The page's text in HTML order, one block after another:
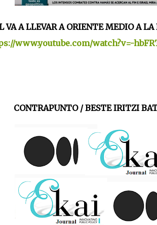
VA A LLEVAR A ORIENTE MEDIO A LA
www.youtube.com/watch?v=-
CONTRAPUNTO / BESTE IRITZI